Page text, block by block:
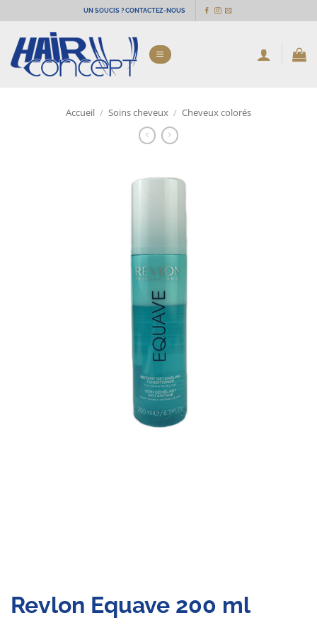
au
contenu
UN SOUCIS ? CONTACTEZ-NOUS
Accueil / Soins cheveux / Cheveux colorés
Revlon Equave 200 ml